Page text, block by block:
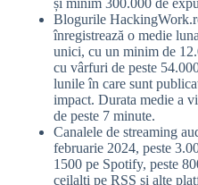
și minim 300.000 de
Blogurile
înregistrează o medie
unici, cu un minim de
cu vârfuri de peste
lunile în care sunt
impact. Durata medie a
de peste 7 minute.
Canalele de streaming
februarie 2024, peste
1500 pe Spotify, peste
ceilalți pe RSS și alte